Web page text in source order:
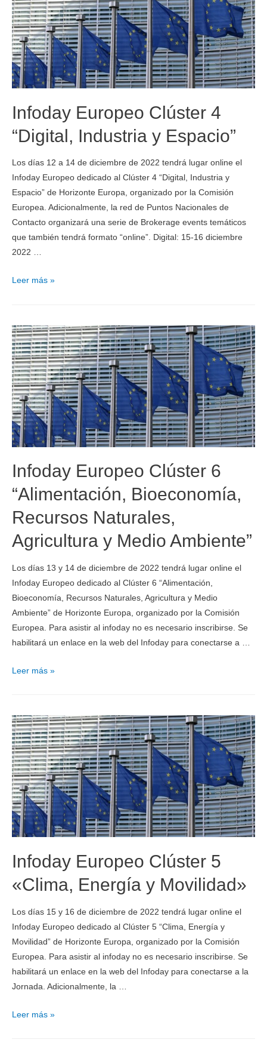
Infoday Europeo Clúster 4
“Digital, Industria y Espacio”
Los días 12 a 14 de diciembre de 2022 tendrá lugar online el
Infoday Europeo dedicado al Clúster 4 “Digital, Industria y
Espacio” de Horizonte Europa, organizado por la Comisión
Europea. Adicionalmente, la red de Puntos Nacionales de
Contacto organizará una serie de Brokerage events temáticos
que también tendrá formato “online”. Digital: 15-16 diciembre
2022 …
Leer más »
Infoday Europeo Clúster 6
“Alimentación, Bioeconomía,
Recursos Naturales,
Agricultura y Medio Ambiente”
Los días 13 y 14 de diciembre de 2022 tendrá lugar online el
Infoday Europeo dedicado al Clúster 6 “Alimentación,
Bioeconomía, Recursos Naturales, Agricultura y Medio
Ambiente” de Horizonte Europa, organizado por la Comisión
Europea. Para asistir al infoday no es necesario inscribirse. Se
habilitará un enlace en la web del Infoday para conectarse a …
Leer más »
Infoday Europeo Clúster 5
«Clima, Energía y Movilidad»
Los días 15 y 16 de diciembre de 2022 tendrá lugar online el
Infoday Europeo dedicado al Clúster 5 “Clima, Energía y
Movilidad” de Horizonte Europa, organizado por la Comisión
Europea. Para asistir al infoday no es necesario inscribirse. Se
habilitará un enlace en la web del Infoday para conectarse a la
Jornada. Adicionalmente, la …
Leer más »